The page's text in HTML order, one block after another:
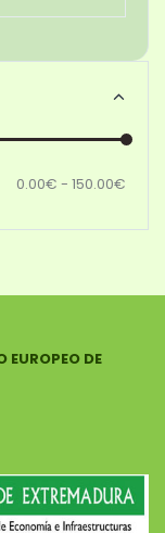
0.00€ - 150.00€
EUROPEO DE